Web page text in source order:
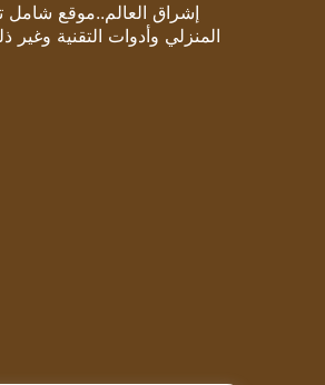
إشراق العالم..موقع شامل
المنزلي وأدوات التقنية وغير